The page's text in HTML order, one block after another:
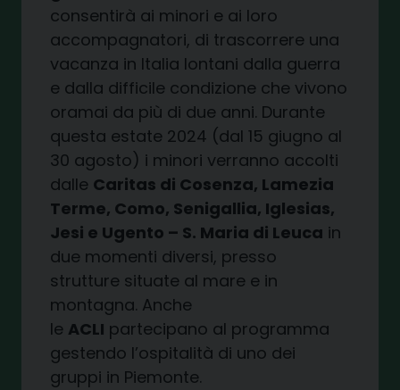
consentirà ai minori e ai loro
accompagnatori, di trascorrere una
vacanza in Italia lontani dalla guerra
e dalla difficile condizione che vivono
oramai da più di due anni. Durante
questa estate 2024 (dal 15 giugno al
30 agosto) i minori verranno accolti
dalle Caritas di Cosenza, Lamezia
Terme, Como, Senigallia, Iglesias,
Jesi e Ugento – S. Maria di Leuca in
due momenti diversi, presso
strutture situate al mare e in
montagna. Anche
le ACLI partecipano al programma
gestendo l’ospitalità di uno dei
gruppi in Piemonte.